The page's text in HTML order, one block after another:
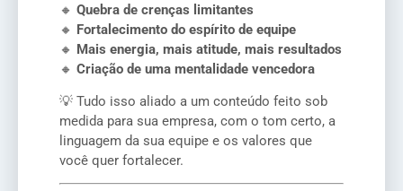
🔸 Quebra de crenças limitantes
🔸 Fortalecimento do espírito de equipe
🔸 Mais energia, mais atitude, mais resultados
🔸 Criação de uma mentalidade vencedora
💡 Tudo isso aliado a um conteúdo feito sob
medida para sua empresa, com o tom certo, a
linguagem da sua equipe e os valores que
você quer fortalecer.